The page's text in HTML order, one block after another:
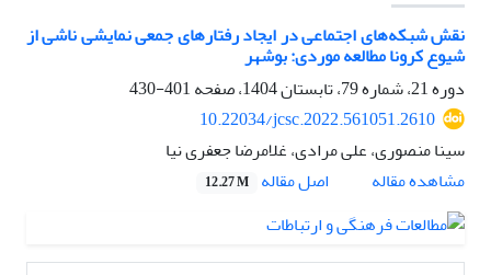
نقش شبکه‌های اجتماعی در ایجاد رفتارهای جمعی نمایشی ناشی از
شیوع کرونا مطالعه موردی: بوشهر
دوره 21، شماره 79، تابستان 1404، صفحه
401-430
10.22034/jcsc.2022.561051.2610
سینا منصوری، علی مرادی، غلامرضا جعفری نیا
مشاهده مقاله
اصل مقاله 12.27 M